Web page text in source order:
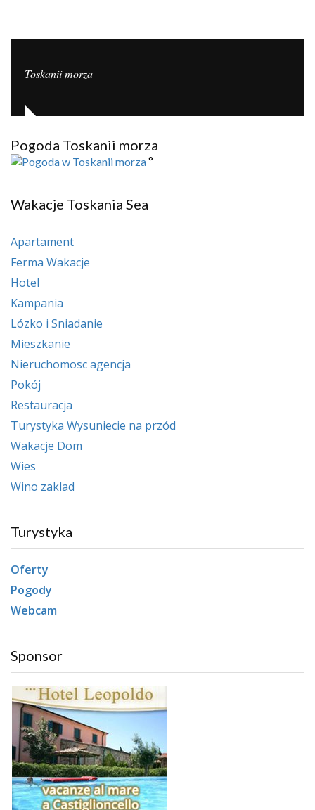
Toskanii morza
Pogoda Toskanii morza
°
Wakacje Toskania Sea
Apartament
Ferma Wakacje
Hotel
Kampania
Lózko i Sniadanie
Mieszkanie
Nieruchomosc agencja
Pokój
Restauracja
Turystyka Wysuniecie na przód
Wakacje Dom
Wies
Wino zaklad
Turystyka
Oferty
Pogody
Webcam
Sponsor